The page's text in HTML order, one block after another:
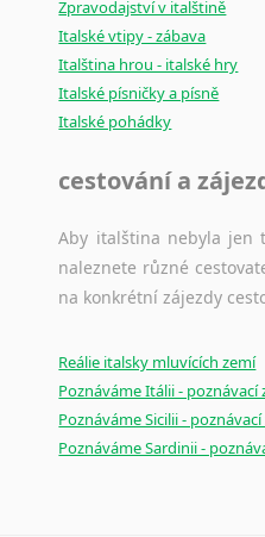
Zpravodajství v italštině
Italské vtipy - zábava
Italština hrou - italské hry
Italské písničky a písně
Italské pohádky
cestování a
Aby italština nebyla jen
naleznete různé
na konkrétní zájezdy
Reálie italsky mluvících zemí
Poznáváme Itálii - poznávací
Poznáváme Sicilii -
Poznáváme Sardinii -